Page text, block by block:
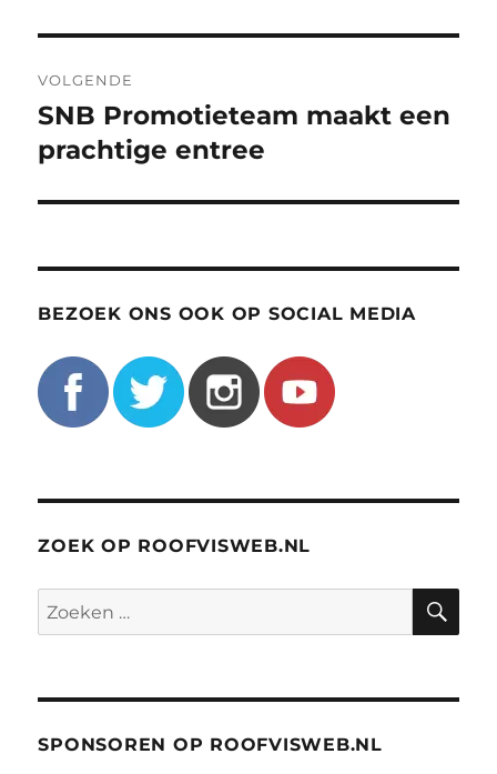
VOLGENDE
Volgend
bericht:
SNB Promotieteam maakt een
prachtige entree
BEZOEK ONS OOK OP SOCIAL MEDIA
ZOEK OP ROOFVISWEB.NL
Zoeken
naar:
SPONSOREN OP ROOFVISWEB.NL